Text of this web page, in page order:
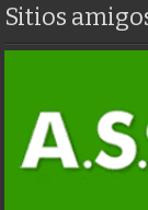
Sitios